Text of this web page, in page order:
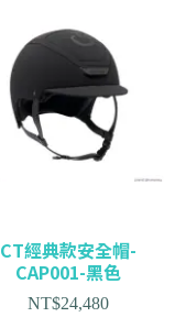
CT經典款安全帽-
CAP001-黑色
NT$24,480